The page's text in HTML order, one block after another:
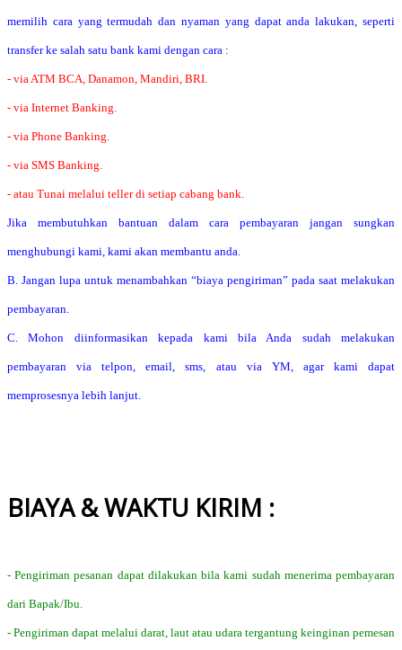
memilih cara yang termudah dan nyaman yang dapat anda lakukan, seperti
transfer ke salah satu bank kami dengan cara :
- via ATM BCA, Danamon, Mandiri, BRI.
- via Internet Banking.
- via Phone Banking.
- via SMS Banking.
- atau Tunai melalui teller di setiap cabang bank.
Jika membutuhkan bantuan dalam cara pembayaran jangan sungkan
menghubungi kami, kami akan membantu anda.
B. Jangan lupa untuk menambahkan “biaya pengiriman” pada saat melakukan
pembayaran.
C. Mohon diinformasikan kepada kami bila Anda sudah melakukan
pembayaran via telpon, email, sms, atau via YM, agar kami dapat
memprosesnya lebih lanjut.
BIAYA & WAKTU KIRIM :
- Pengiriman pesanan dapat dilakukan bila kami sudah menerima pembayaran
dari Bapak/Ibu.
- Pengiriman dapat melalui darat, laut atau udara tergantung keinginan pemesan